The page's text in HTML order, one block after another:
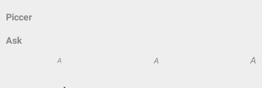
Piccer
Ask
A A A